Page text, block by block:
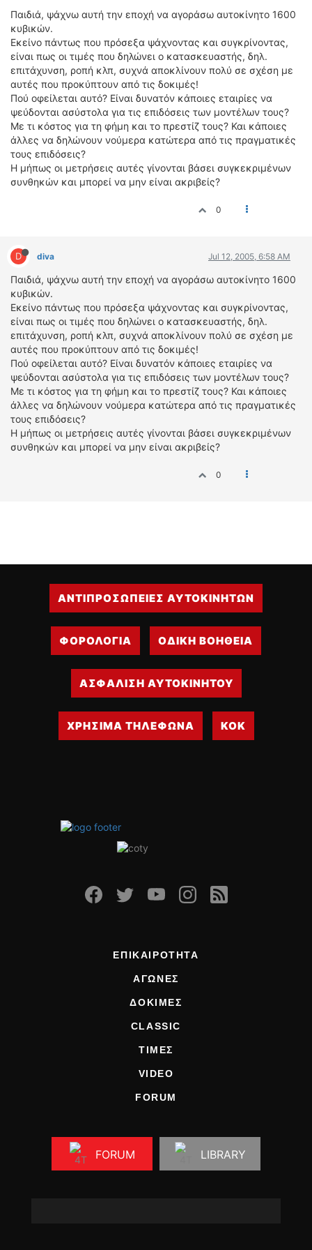
Παιδιά, ψάχνω αυτή την εποχή να αγοράσω αυτοκίνητο 1600
κυβικών.
Εκείνο πάντως που πρόσεξα ψάχνοντας και συγκρίνοντας,
είναι πως οι τιμές που δηλώνει ο κατασκευαστής, δηλ.
επιτάχυνση, ροπή κλπ, συχνά αποκλίνουν πολύ σε σχέση με
αυτές που προκύπτουν από τις δοκιμές!
Πού οφείλεται αυτό? Είναι δυνατόν κάποιες εταιρίες να
ψεύδονται ασύστολα για τις επιδόσεις των μοντέλων τους?
Με τι κόστος για τη φήμη και το πρεστίζ τους? Και κάποιες
άλλες να δηλώνουν νούμερα κατώτερα από τις πραγματικές
τους επιδόσεις?
Η μήπως οι μετρήσεις αυτές γίνονται βάσει συγκεκριμένων
συνθηκών και μπορεί να μην είναι ακριβείς?
0
D diva Jul 12, 2005, 6:58 AM
Παιδιά, ψάχνω αυτή την εποχή να αγοράσω αυτοκίνητο 1600
κυβικών.
Εκείνο πάντως που πρόσεξα ψάχνοντας και συγκρίνοντας,
είναι πως οι τιμές που δηλώνει ο κατασκευαστής, δηλ.
επιτάχυνση, ροπή κλπ, συχνά αποκλίνουν πολύ σε σχέση με
αυτές που προκύπτουν από τις δοκιμές!
Πού οφείλεται αυτό? Είναι δυνατόν κάποιες εταιρίες να
ψεύδονται ασύστολα για τις επιδόσεις των μοντέλων τους?
Με τι κόστος για τη φήμη και το πρεστίζ τους? Και κάποιες
άλλες να δηλώνουν νούμερα κατώτερα από τις πραγματικές
τους επιδόσεις?
Η μήπως οι μετρήσεις αυτές γίνονται βάσει συγκεκριμένων
συνθηκών και μπορεί να μην είναι ακριβείς?
0
VIDEO
4TTV
ΝΕΑ ΜΟΝΤΕΛΑ
ΑΓΩΝΕΣ
CANDID CAMERA
ΤΕΧΝΟΛΟΓΙΑ
ΕΙΔΗΣΕΙΣ – ΠΑΡΟΥΣΙΑΣΕΙΣ
ΛΕΞΙΚΟ
FORMULA 1
WRC
ΔΙΕΘΝΕΙΣ ΑΓΩΝΕΣ
ΕΛΛΗΝΙΚΟΙ ΑΓΩΝΕΣ
ΤΙΜΕΣ
4T CLASSIC
ΜΟΝΤΕΛΑ
ΚΑΤΑΣΚΕΥΑΣΤΕΣ
ΠΡΟΣΦΟΡΕΣ
ΜΕΤΑΧΕΙΡΙΣΜΕΝΑ
2ΤΡΟΧΟΙ
ΑΝΤΙΠΡΟΣΩΠΕΙΕΣ ΑΥΤΟΚΙΝΗΤΩΝ
ΦΟΡΟΛΟΓΙΑ ΟΔΙΚΗ ΒΟΗΘΕΙΑ
ΑΣΦΑΛΙΣΗ ΑΥΤΟΚΙΝΗΤΟΥ
ΧΡΗΣΙΜΑ ΤΗΛΕΦΩΝΑ ΚΟΚ
ΕΠΙΚΑΙΡΟΤΗΤΑ
ΑΓΩΝΕΣ
ΔΟΚΙΜΕΣ
CLASSIC
ΤΙΜΕΣ
VIDEO
FORUM
FORUM LIBRARY